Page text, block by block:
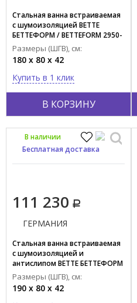
Глянцевый
Матовый
Установка
Встраиваемая
Отдельностоящая
Пристенная
Угловая
Акрил
Акрил/латунь
Акрил/фанера/шпон
Искусственный камень
Композит
В КОРЗИНУ
Стальная ванна встраиваемая
с шумоизоляцией BETTE
БЕТТЕФОРМ / BETTEFORM 2950-
000 AD
Размеры (ШГВ), см:
180 x 80 x 42
Купить в 1 клик
111 230
ГЕРМАНИЯ
Стальная ванна встраиваемая
с шумоизоляцией и
антислипом BETTE БЕТТЕФОРМ
/ BETTEFORM 2951-000 AS AD
Размеры (ШГВ), см:
190 x 80 x 42
В наличии
Бесплатная доставка